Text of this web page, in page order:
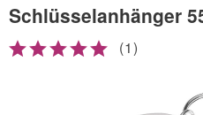
Schlüsselanhänger
(1)